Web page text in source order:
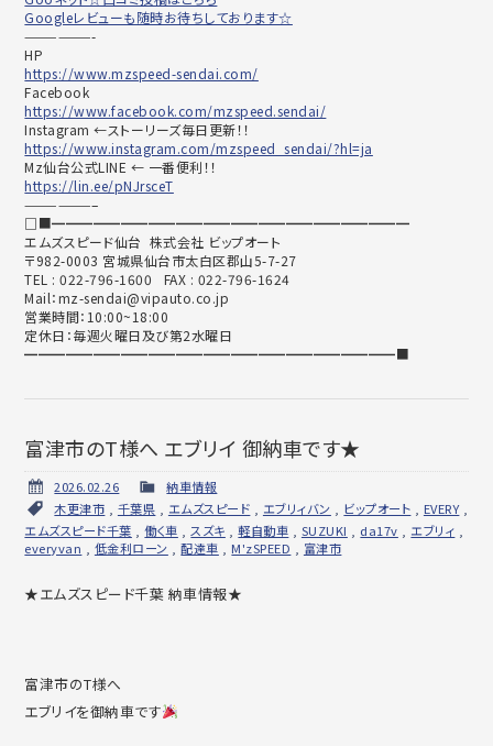
Googleレビューも随時お待ちしております☆
——————-
HP
https://www.mzspeed-sendai.com/
Facebook
https://www.facebook.com/mzspeed.sendai/
Instagram ←ストーリーズ毎日更新！！
https://www.instagram.com/mzspeed_sendai/?hl=ja
Mz仙台公式LINE ← 一番便利！！
https://lin.ee/pNJrsceT
——————–
□■━━━━━━━━━━━━━━━━━━━━━━━━━━
エムズスピード仙台 株式会社 ビップオート
〒982-0003 宮城県仙台市太白区郡山5-7-27
TEL : 022-796-1600 FAX : 022-796-1624
Mail：mz-sendai@vipauto.co.jp
営業時間：10:00~18:00
定休日：毎週火曜日及び第2水曜日
━━━━━━━━━━━━━━━━━━━━━━━━━━━■
富津市のT様へ エブリイ 御納車です★
2026.02.26
納車情報
木更津市
千葉県 エムズスピード エブリィバン ビップオート EVERY,
エムズスピード千葉 ,働く車 スズキ ,軽自動車 SUZUKI da17v エブリィ
everyvan
低金利ローン ,配達車 M'zSPEED 富津市
★エムズスピード千葉 納車情報★
富津市のT様へ
エブリイを御納車です